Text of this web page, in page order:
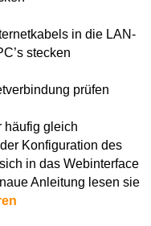
in die LAN-
stecken
prüfen
häufig gleich
Konfiguration des
in das Webinterface
Anleitung lesen sie